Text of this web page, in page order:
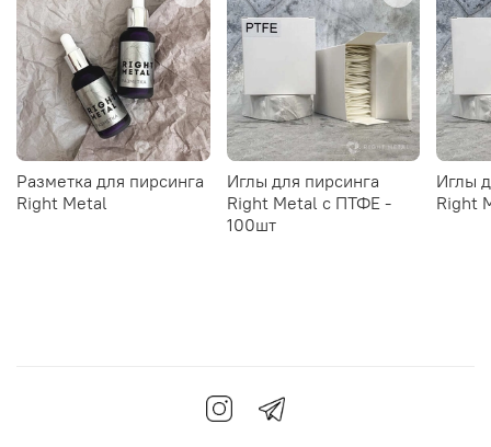
Разметка для пирсинга
Right Metal
Иглы для пирсинга
Right Metal c ПТФЕ -
100шт
Иглы
Right